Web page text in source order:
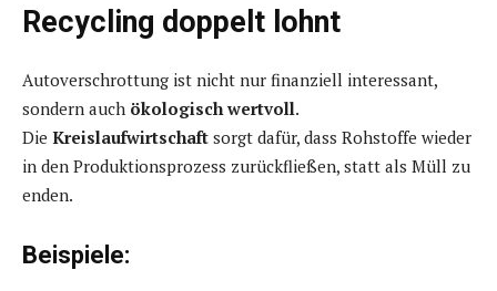
Recycling doppelt lohnt
Autoverschrottung ist nicht nur finanziell interessant,
sondern auch ökologisch wertvoll.
Die Kreislaufwirtschaft sorgt dafür, dass Rohstoffe wieder
in den Produktionsprozess zurückfließen, statt als Müll zu
enden.
Beispiele: